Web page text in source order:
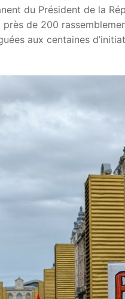
du Président de la
de 200
aux centaines